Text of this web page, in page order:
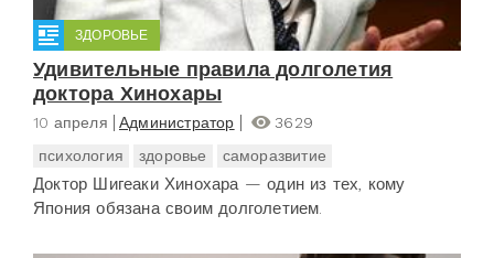
ЗДОРОВЬЕ
Удивительные правила долголетия
доктора Хинохары
10 апреля Администратор
3629
психология
здоровье саморазвитие
Доктор Шигеаки Хинохара — один из тех, кому
Япония обязана своим долголетием.